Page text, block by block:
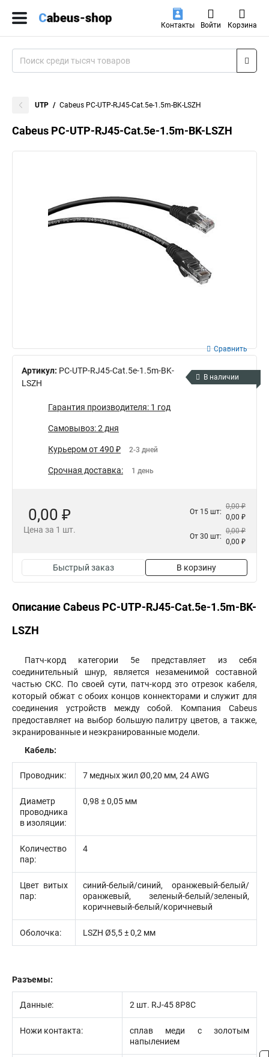
Контакты Войти Корзина
UTP Cabeus PC-UTP-RJ45-Cat.5e-1.5m-BK-LSZH
Cabeus PC-UTP-RJ45-Cat.5e-1.5m-BK-LSZH
Артикул: PC-UTP-RJ45-Cat.5e-1.5m-BK-
LSZH
Сравнить
В наличии
Гарантия производителя: 1 год
Самовывоз: 2 дня
Курьером от 490 ₽ 2-3 дней
Срочная доставка: 1 день
0,00 ₽
Цена за 1 шт.
От 15 шт:
0,00 ₽
0,00 ₽
От 30 шт:
0,00 ₽
0,00 ₽
Быстрый заказ В корзину
Описание Cabeus PC-UTP-RJ45-Cat.5e-1.5m-BK-
LSZH
Патч-корд категории 5e представляет из себя
соединительный шнур, является незаменимой составной
частью СКС. По своей сути, патч-корд это отрезок кабеля,
который обжат с обоих концов коннекторами и служит для
соединения устройств между собой. Компания Cabeus
предоставляет на выбор большую палитру цветов, а также,
экранированные и неэкранированные модели.
Кабель:​
Проводник: 7 медных жил Ø0,20 мм, 24 AWG
Диаметр
проводника
в изоляции:
0,98 ± 0,05 мм
Количество
пар:
4
Цвет витых
пар:
синий-белый/синий, оранжевый-белый/
оранжевый, зеленый-белый/зеленый,
коричневый-белый/коричневый
Оболочка: LSZH Ø5,5 ± 0,2 мм
Разъемы:
Данные: 2 шт. RJ-45 8P8C
Ножи контакта:
сплав меди с золотым
напылением